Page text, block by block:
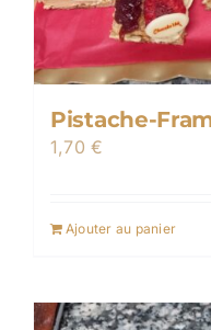
Pistache-
1,70€
Ajouter au panier